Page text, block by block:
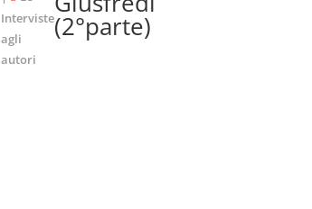
(2°parte)
Interviste
agli
autori